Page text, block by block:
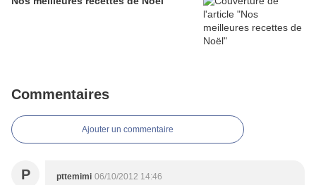
Commentaires
Ajouter un commentaire
P pttemimi 06/10/2012 14:46